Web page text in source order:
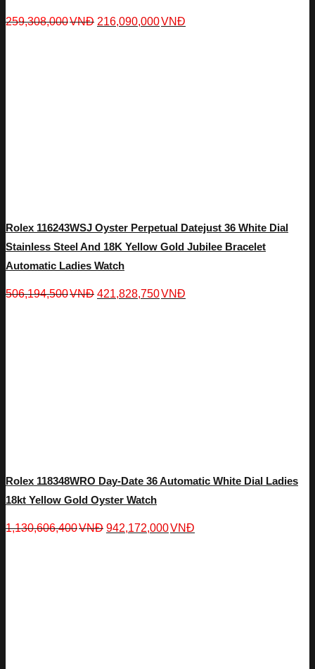
259,308,000VNĐ 216,090,000VNĐ
Rolex 116243WSJ Oyster Perpetual Datejust 36 White Dial
Stainless Steel And 18K Yellow Gold Jubilee Bracelet
Automatic Ladies Watch
506,194,500VNĐ 421,828,750VNĐ
Rolex 118348WRO Day-Date 36 Automatic White Dial Ladies
18kt Yellow Gold Oyster Watch
1,130,606,400VNĐ 942,172,000VNĐ